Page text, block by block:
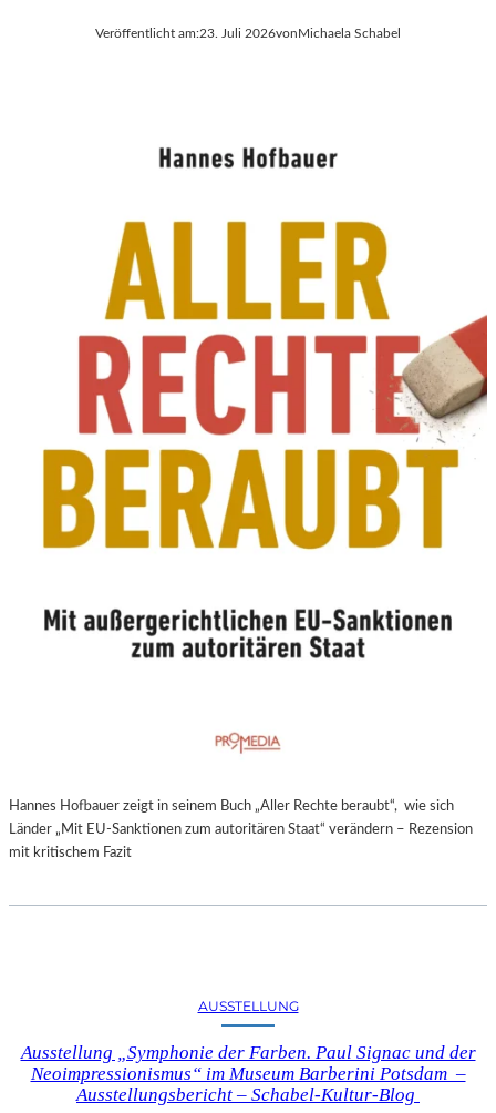
Veröffentlicht am:23. Juli 2026von Michaela Schabel
Hannes Hofbauer zeigt in seinem Buch „Aller Rechte beraubt“, wie sich
Länder „Mit EU-Sanktionen zum autoritären Staat“ verändern – Rezension
mit kritischem Fazit
AUSSTELLUNG
Ausstellung „Symphonie der Farben. Paul Signac und der
Neoimpressionismus“ im Museum Barberini Potsdam –
Ausstellungsbericht – Schabel-Kultur-Blog